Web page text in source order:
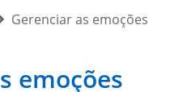
Gerenciar as emoções
emoções